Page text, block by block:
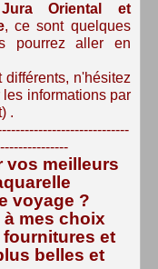
Jura Oriental
et
, ce sont quelques
pourrez aller en
différents, n'hésitez
informations par
.
vos meilleurs
voyage ?
mes choix
et
belles et